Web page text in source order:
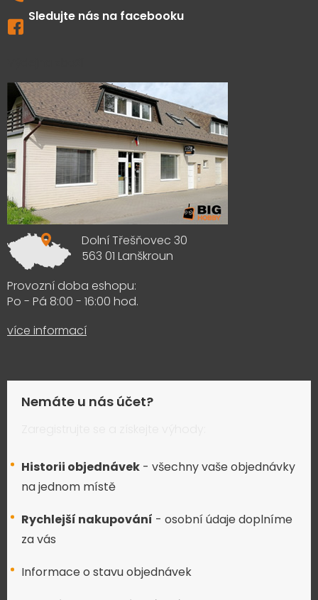
Sledujte nás na facebooku
Dolní Třešňovec 30
563 01 Lanškroun
Provozní doba eshopu:
Po - Pá 8:00 - 16:00 hod.
více informací
Nemáte u nás účet?
Historii objednávek - všechny vaše objednávky
na jednom místě
Rychlejší nakupování - osobní údaje doplníme
za vás
Informace o stavu objednávek